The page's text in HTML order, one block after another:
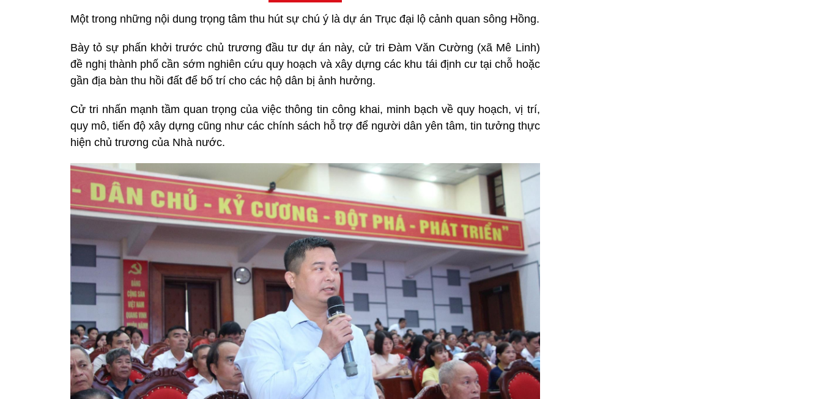
Một trong những nội dung trọng tâm thu hút sự chú ý là dự án Trục đại lộ cảnh quan sông Hồng.
Bày tỏ sự phấn khởi trước chủ trương đầu tư dự án này, cử tri Đàm Văn Cường (xã Mê Linh)
đề nghị thành phố cần sớm nghiên cứu quy hoạch và xây dựng các khu tái định cư tại chỗ hoặc
gần địa bàn thu hồi đất để bố trí cho các hộ dân bị ảnh hưởng.
Cử tri nhấn mạnh tầm quan trọng của việc thông tin công khai, minh bạch về quy hoạch, vị trí,
quy mô, tiến độ xây dựng cũng như các chính sách hỗ trợ để người dân yên tâm, tin tưởng thực
hiện chủ trương của Nhà nước.